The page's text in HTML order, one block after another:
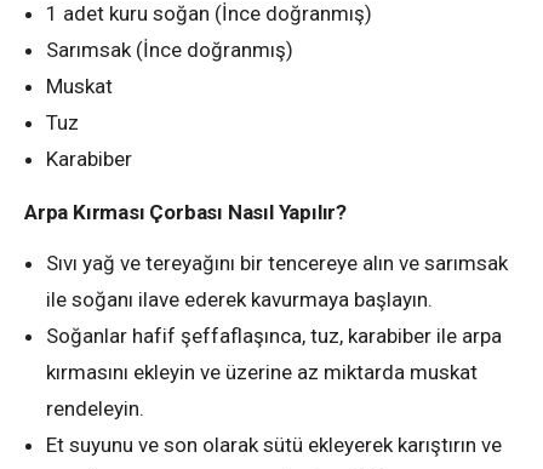
1 adet kuru soğan (İnce doğranmış)
Sarımsak (İnce doğranmış)
Muskat
Tuz
Karabiber
Arpa Kırması Çorbası Nasıl Yapılır?
Sıvı yağ ve tereyağını bir tencereye alın ve sarımsak
ile soğanı ilave ederek kavurmaya başlayın.
Soğanlar hafif şeffaflaşınca, tuz, karabiber ile arpa
kırmasını ekleyin ve üzerine az miktarda muskat
rendeleyin.
Et suyunu ve son olarak sütü ekleyerek karıştırın ve